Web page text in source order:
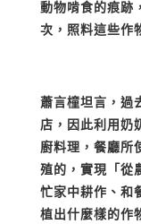
動物啃食的痕跡
次，照料這些作
蕭言橦坦言，過
店，因此利用奶
廚料理，餐廳所
殖的，實現「從
忙家中耕作、和
植出什麼樣的作